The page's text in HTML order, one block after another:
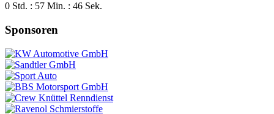
0 Std. : 57 Min. : 47 Sek.
Sponsoren